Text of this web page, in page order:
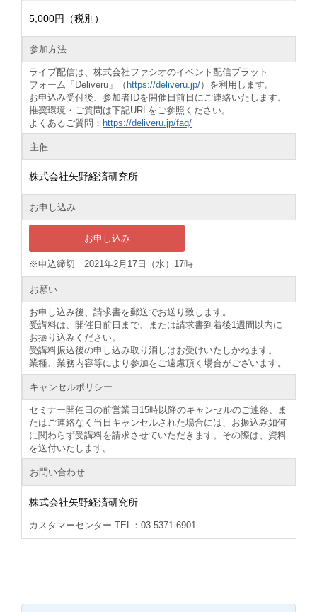
5,000円（税別）
参加方法
ライブ配信は、株式会社ファシオのイベント配信プラット
フォーム「Deliveru」（ https://deliveru.jp/）を利用します。
お申込み受付後、参加者IDを開催日前日にご連絡いたします。
推奨環境・ご質問は下記URLをご参照ください。
よくあるご質問： https://deliveru.jp/faq/
主催
株式会社矢野経済研究所
お申し込み
お申し込み
※申込締切 2021年2月17日（水）17時
お願い
お申し込み後、請求書を郵送でお送り致します。
受講料は、開催日前日まで、または請求書到着後1週間以内に
お振り込みください。
受講料振込後の申し込み取り消しはお受けいたしかねます。
業種、業務内容等により参加をご遠慮頂く場合がございます。
キャンセルポリシー
セミナー開催日の前営業日15時以降のキャンセルのご連絡、ま
たはご連絡なく当日キャンセルされた場合には、お振込み如何
に関わらず受講料を請求させていただきます。その際は、資料
を送付いたします。
お問い合わせ
株式会社矢野経済研究所
カスタマーセンター TEL：03-5371-6901